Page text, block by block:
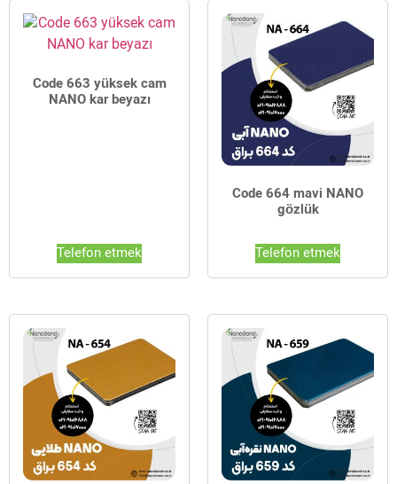
Code 663 yüksek cam
NANO kar beyazı
Telefon etmek
Code 664 mavi NANO
gözlük
Telefon etmek